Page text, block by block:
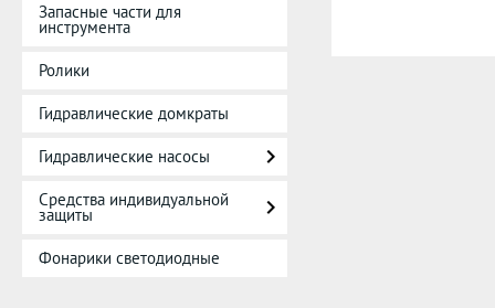
Запасные части для
инструмента
Ролики
Гидравлические домкраты
Гидравлические насосы
Средства индивидуальной
защиты
Фонарики светодиодные